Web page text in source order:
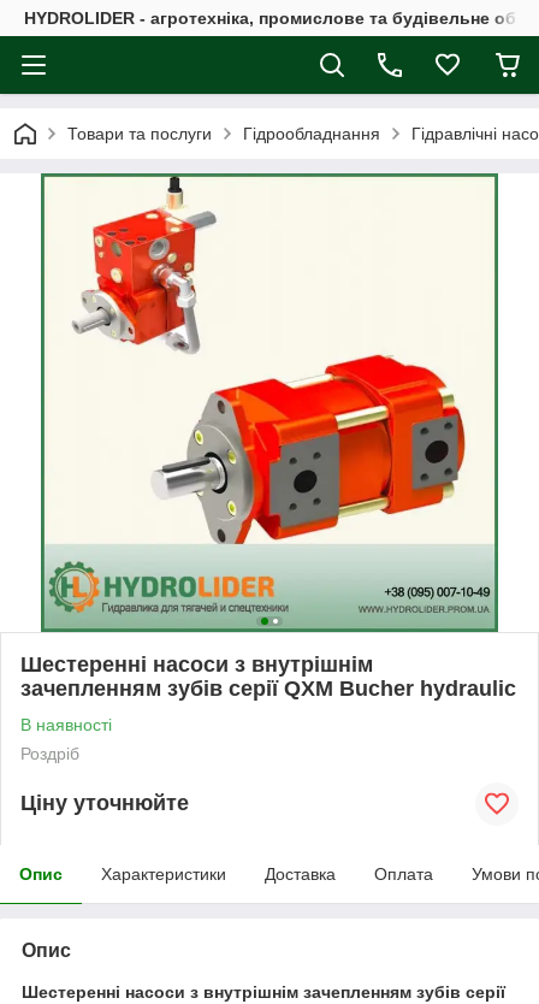
HYDROLIDER - агротехніка, промислове та будівельне
Товари та послуги Гідрообладнання Гідравлічні
Шестеренні насоси з внутрішнім
зачепленням зубів серії QXM Bucher hydraulic
В наявності
Роздріб
Ціну уточнюйте
Опис Характеристики Доставка Оплата Умови
Опис
Шестеренні насоси з внутрішнім зачепленням зубів серії